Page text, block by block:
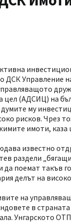
ДСК Управление
(АДСИЦ) на
му
рисков. Чрез
имоти,
известно
раздели
да поемат такъв
делът на
на
в
Унгарското